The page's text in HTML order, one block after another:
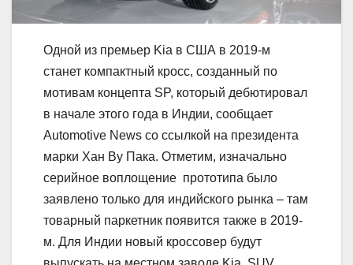
Одной из премьер Kia в США в 2019-м
станет компактный кросс, созданный по
мотивам концепта SP, который дебютировал
в начале этого года в Индии, сообщает
Automotive News со ссылкой на президента
марки Хан Ву Пака. Отметим, изначально
серийное воплощение прототипа было
заявлено только для индийского рынка – там
товарный паркетник появится также в 2019-
м. Для Индии новый кроссовер будут